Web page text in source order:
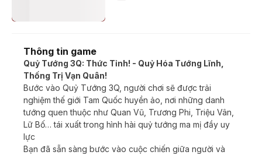
Thông tin game
Quỷ Tướng 3Q: Thức Tỉnh! - Quỷ Hóa Tướng Lĩnh,
Thống Trị Vạn Quân!
Bước vào Quỷ Tướng 3Q, người chơi sẽ được trải
nghiệm thế giới Tam Quốc huyền ảo, nơi những danh
tướng quen thuộc như Quan Vũ, Trương Phi, Triệu Vân,
Lữ Bố… tái xuất trong hình hài quỷ tướng ma mị đầy uy
lực
Bạn đã sẵn sàng bước vào cuộc chiến giữa người và